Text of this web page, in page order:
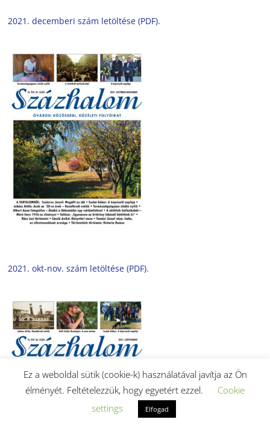
2021. decemberi szám letöltése (PDF).
2021. okt-nov. szám letöltése (PDF).
Ez a weboldal sütik (cookie-k) használatával javítja az Ön
élményét. Feltételezzük, hogy egyetért ezzel.
Cookie
settings
Elfogad